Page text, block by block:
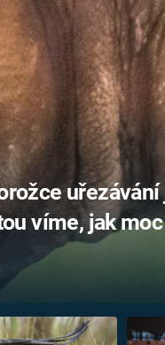
víme, jak